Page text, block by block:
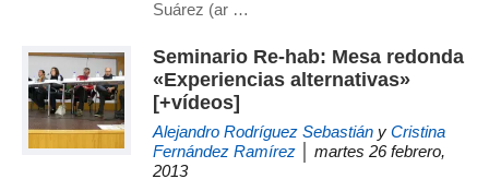
Suárez (ar …
Seminario Re-hab: Mesa redonda
«Experiencias alternativas»
[+vídeos]
Alejandro Rodríguez Sebastián y Cristina
Fernández Ramírez │ martes 26 febrero,
2013